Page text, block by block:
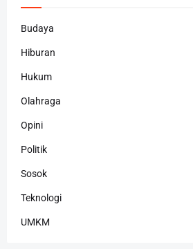
Budaya
Hiburan
Hukum
Olahraga
Opini
Politik
Sosok
Teknologi
UMKM